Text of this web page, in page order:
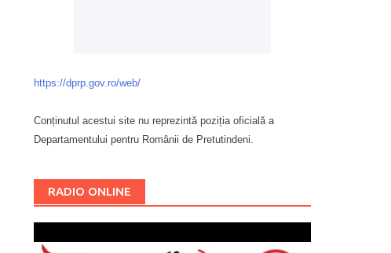
https://dprp.gov.ro/web/
Conținutul acestui site nu reprezintă poziția oficială a
Departamentului pentru Românii de Pretutindeni.
RADIO ONLINE